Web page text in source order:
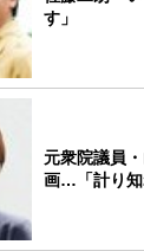
す」
元衆院議員
画…「計り